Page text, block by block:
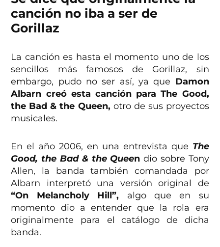
canción no iba a ser de
Gorillaz
La canción es hasta el momento uno de los
sencillos más famosos de Gorillaz, sin
embargo, pudo no ser así, ya que Damon
Albarn creó esta canción para The Good,
the Bad & the Queen, otro de sus proyectos
musicales.
En el año 2006, en una entrevista que The
Good, the Bad & the Queen dio sobre Tony
Allen, la banda también comandada por
Albarn interpretó una versión original de
“On Melancholy Hill”, algo que en su
momento dio a entender que la rola era
originalmente para el catálogo de dicha
banda.